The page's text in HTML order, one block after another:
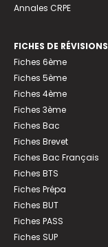
Annales CRPE
FICHES DE RÉVISIONS
Fiches 6ème
Fiches 5ème
Fiches 4ème
Fiches 3ème
Fiches Bac
Fiches Brevet
Fiches Bac Français
Fiches BTS
Fiches Prépa
Fiches BUT
Fiches PASS
Fiches SUP